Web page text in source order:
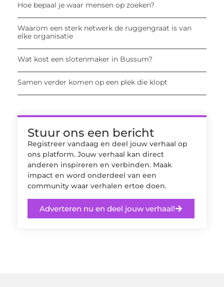
Hoe bepaal je waar mensen op zoeken?
Waarom een sterk netwerk de ruggengraat is van
elke organisatie
Wat kost een slotenmaker in Bussum?
Samen verder komen op een plek die klopt
Stuur ons een bericht
Registreer vandaag en deel jouw verhaal op
ons platform. Jouw verhaal kan direct
anderen inspireren en verbinden. Maak
impact en word onderdeel van een
community waar verhalen ertoe doen.
Adverteren nu en deel jouw verhaal!